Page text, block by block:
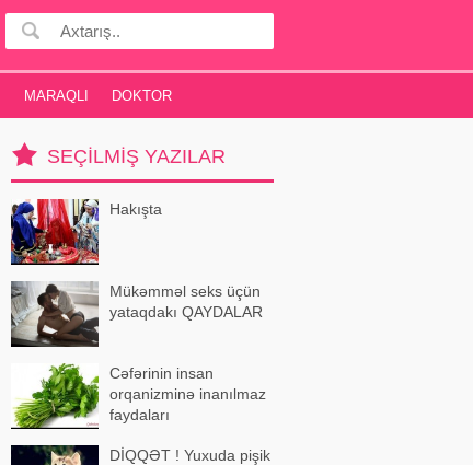
MARAQLI DOKTOR
SEÇILMIŞ YAZILAR
Hakışta
Mükəmməl seks üçün
yataqdakı QAYDALAR
Cəfərinin insan
orqanizminə inanılmaz
faydaları
DİQQƏT ! Yuxuda pişik